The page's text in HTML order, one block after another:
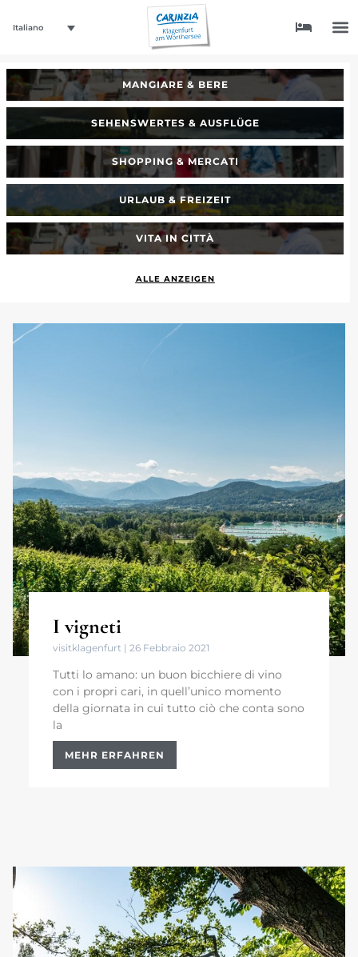
Italiano
I vigneti
visitklagenfurt 26 Febbraio 2021
Tutti lo amano: un buon bicchiere di vino
con i propri cari, in quell’unico momento
della giornata in cui tutto ciò che conta sono
la
MEHR ERFAHREN
MANGIARE & BERE
SEHENSWERTES & AUSFLÜGE
SHOPPING & MERCATI
URLAUB & FREIZEIT
VITA IN CITTÀ
ALLE ANZEIGEN